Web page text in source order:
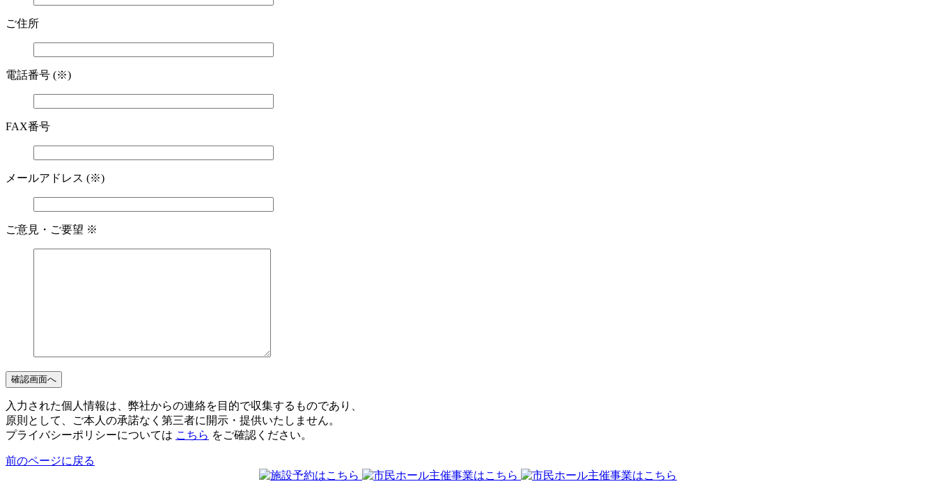
ご住所
電話番号 (※)
FAX番号
メールアドレス (※)
ご意見・ご要望 ※
入力された個人情報は、弊社からの連絡を目的で収集するものであり、
原則として、ご本人の承諾なく第三者に開示・提供いたしません。
プライバシーポリシーについては こちら をご確認ください。
前のページに戻る